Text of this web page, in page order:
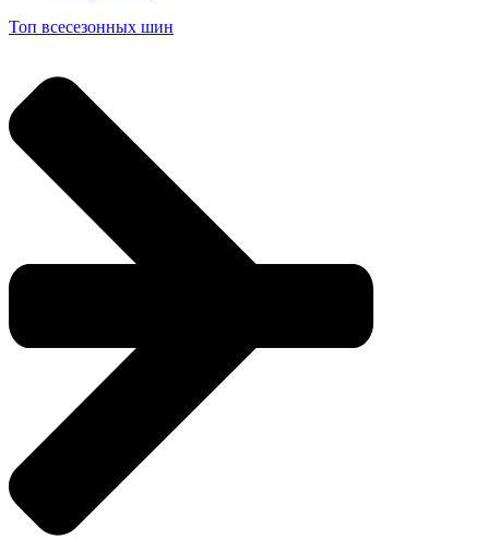
Топ всесезонных шин